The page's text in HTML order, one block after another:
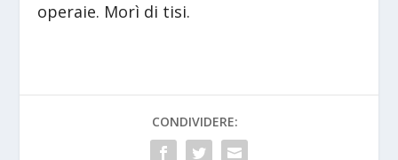
operaie. Morì di tisi.
CONDIVIDERE: